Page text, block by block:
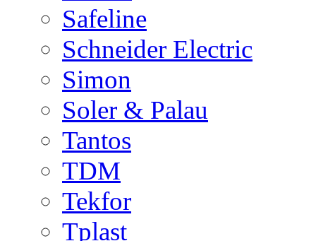
Safeline
Schneider Electric
Simon
Soler & Palau
Tantos
TDM
Tekfor
Tplast